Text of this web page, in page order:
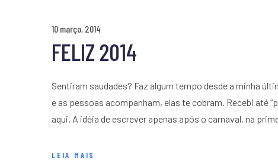
10 março, 2014
FELIZ 2014
Sentiram saudades? Faz algum tempo desde a minha
e as pessoas acompanham, elas te cobram. Recebi até
aqui. A idéia de escrever apenas após o carnaval, na
LEIA MAIS